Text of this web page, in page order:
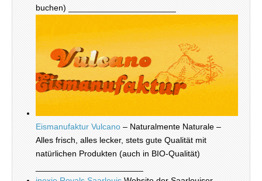
buchen) _______________________
Eismanufaktur Vulcano – Naturalmente Naturale –
Alles frisch, alles lecker, stets gute Qualität mit
natürlichen Produkten (auch in BIO-Qualität)